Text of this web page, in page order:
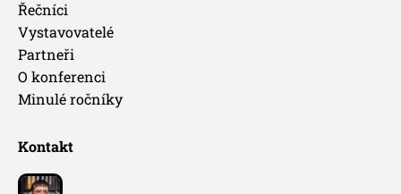
Řečníci
Vystavovatelé
Partneři
O konferenci
Minulé ročníky
Kontakt